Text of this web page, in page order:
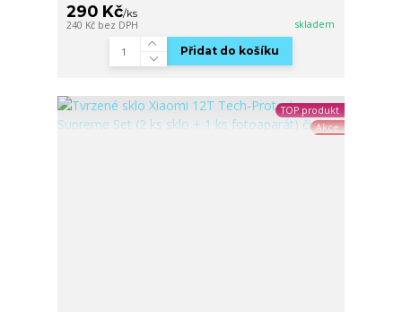
290 Kč/ks
240 Kč bez DPH skladem
Přidat do košíku
TOP produkt
Akce